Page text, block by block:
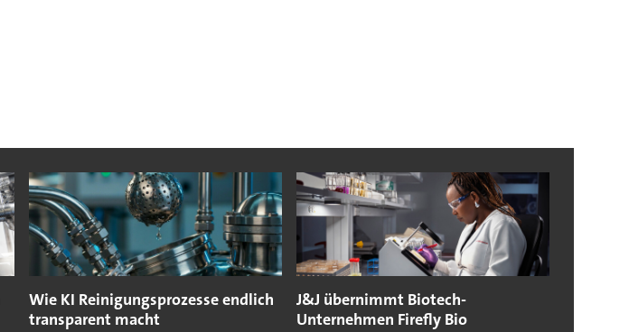
Wie KI Reinigungsprozesse endlich
transparent macht
J&J übernimmt Biotech-
Unternehmen Firefly Bio